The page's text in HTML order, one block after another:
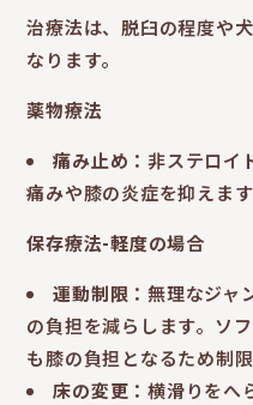
治療法は、脱臼の程度や
なります。
薬物療法
痛み止め ：非ステロイ
痛みや膝の炎症を抑えます
保存療法-軽度の場合
運動制限 ：無理なジャ
の負担を減らします。ソ
も膝の負担となるため制
床の変更 ：横滑りをへ